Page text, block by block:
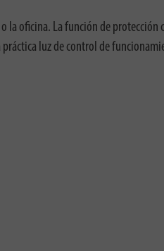
la oficina. La función de
luz de control de